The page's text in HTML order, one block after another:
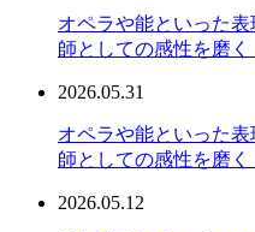
オペラや能といった
師としての感性を磨く
2026.05.31
オペラや能といった
師としての感性を磨く
2026.05.12